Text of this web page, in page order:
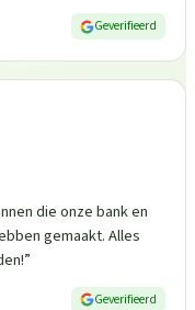
Geverifieerd
die onze bank en
gemaakt. Alles
”
Geverifieerd